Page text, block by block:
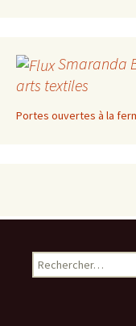
Smaranda
arts textiles
Portes ouvertes à la
Rechercher :